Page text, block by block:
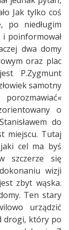
Jak tylko coś
po niedługim
i poinformował
dwa domy
oraz plac
P.Zygmunt
samotny
o
do
miejscu. Tutaj
jaki cel ma byś
szczerze się
wizji
zbyt wąska.
Ten stary
urządzić
drogi, który po